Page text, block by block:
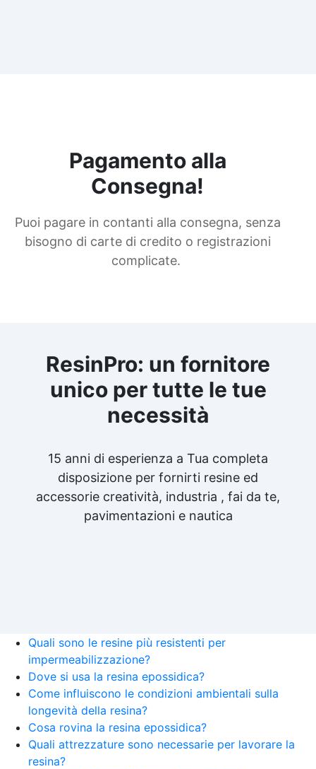
Pagamento alla
Consegna!
Puoi pagare in contanti alla consegna, senza
bisogno di carte di credito o registrazioni
complicate.
ResinPro: un fornitore
unico per tutte le tue
necessità
15 anni di esperienza a Tua completa
disposizione per fornirti resine ed
accessorie creatività, industria , fai da te,
pavimentazioni e nautica
Quali sono le resine più resistenti per
impermeabilizzazione?
Dove si usa la resina epossidica?
Come influiscono le condizioni ambientali sulla
longevità della resina?
Cosa rovina la resina epossidica?
Quali attrezzature sono necessarie per lavorare la
resina?